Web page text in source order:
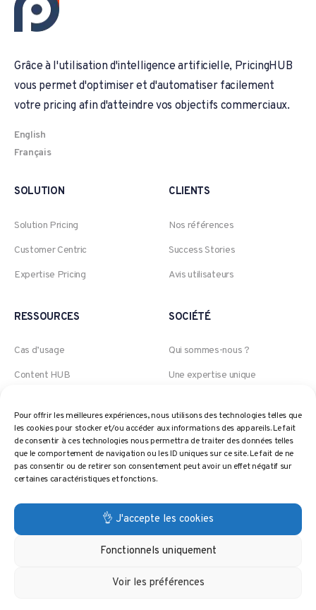
Pour offrir les meilleures expériences, nous utilisons des technologies telles que
les cookies pour stocker et/ou accéder aux informations des appareils. Le fait
de consentir à ces technologies nous permettra de traiter des données telles
que le comportement de navigation ou les ID uniques sur ce site. Le fait de ne
pas consentir ou de retirer son consentement peut avoir un effet négatif sur
certaines caractéristiques et fonctions.
👌 J'accepte les cookies
Fonctionnels uniquement
Voir les préférences
Grâce à l'utilisation d'intelligence artificielle, PricingHUB
vous permet d'optimiser et d'automatiser facilement
votre pricing afin d'atteindre vos objectifs commerciaux.
English
Français
SOLUTION
Solution Pricing
Customer Centric
Expertise Pricing
CLIENTS
Nos références
Success Stories
Avis utilisateurs
RESSOURCES
Cas d’usage
Content HUB
Webinars
Politique de prix
Glossaire
SOCIÉTÉ
Qui sommes-nous ?
Une expertise unique
Jobs
Contact
Confidentialité
© 2024 PricingHUB. Tous droits réservés.